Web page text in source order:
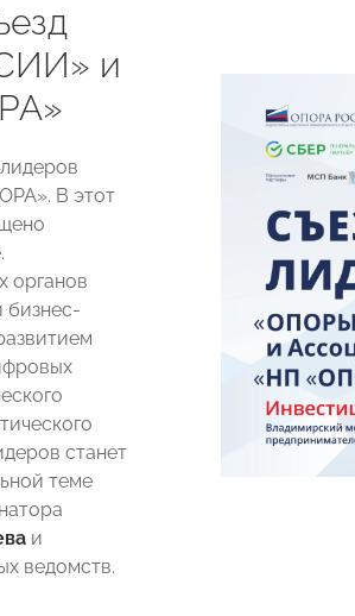
и
В этот
органов
бизнес-
станет
теме
и
ведомств.